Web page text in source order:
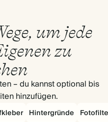
um jede
zu
– du kannst optional bis
hinzufügen.
Hintergründe